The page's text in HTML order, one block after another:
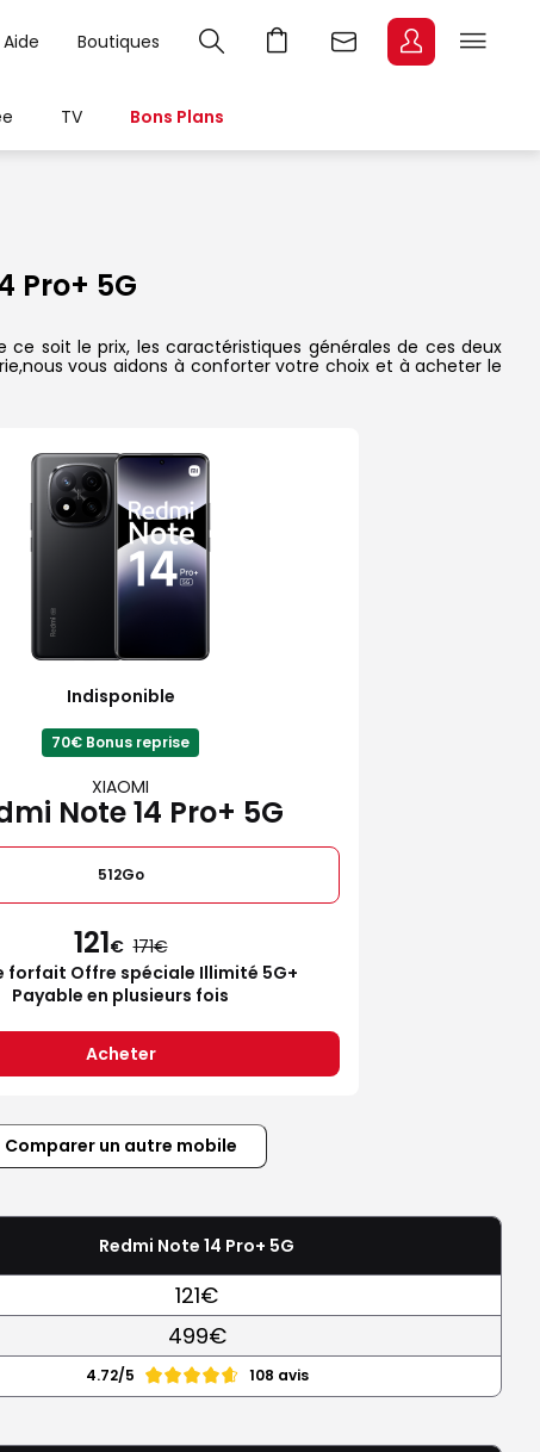
Aide Boutiques
TV Bons Plans
Pro+ 5G
ce soit le prix, les caractéristiques générales de ces deux
vous aidons à conforter votre choix et à acheter le
Indisponible
70€ Bonus reprise
XIAOMI
Note 14 Pro+ 5G
512Go
121€ 171
forfait Offre spéciale Illimité 5G+
Payable en plusieurs fois
Acheter
Comparer un autre mobile
Redmi Note 14 Pro+ 5G
121€
499€
4.72/5 108 avis